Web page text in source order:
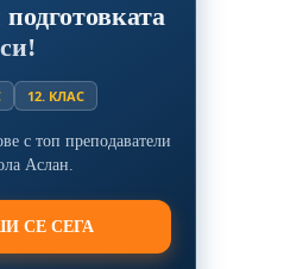
си!
12. КЛАС
с топ преподаватели
Аслан.
СЕ СЕГА